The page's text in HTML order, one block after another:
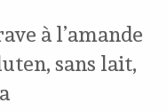
à l’amande
sans lait,